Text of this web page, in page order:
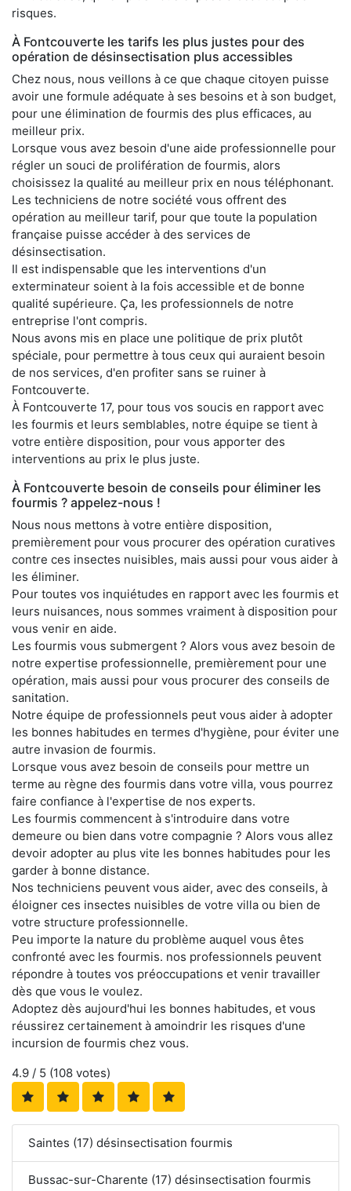
risques.
À Fontcouverte les tarifs les plus justes pour des
opération de désinsectisation plus accessibles
Chez nous, nous veillons à ce que chaque citoyen puisse
avoir une formule adéquate à ses besoins et à son budget,
pour une élimination de fourmis des plus efficaces, au
meilleur prix.
Lorsque vous avez besoin d'une aide professionnelle pour
régler un souci de prolifération de fourmis, alors
choisissez la qualité au meilleur prix en nous téléphonant.
Les techniciens de notre société vous offrent des
opération au meilleur tarif, pour que toute la population
française puisse accéder à des services de
désinsectisation.
Il est indispensable que les interventions d'un
exterminateur soient à la fois accessible et de bonne
qualité supérieure. Ça, les professionnels de notre
entreprise l'ont compris.
Nous avons mis en place une politique de prix plutôt
spéciale, pour permettre à tous ceux qui auraient besoin
de nos services, d'en profiter sans se ruiner à
Fontcouverte.
À Fontcouverte 17, pour tous vos soucis en rapport avec
les fourmis et leurs semblables, notre équipe se tient à
votre entière disposition, pour vous apporter des
interventions au prix le plus juste.
À Fontcouverte besoin de conseils pour éliminer les
fourmis ? appelez-nous !
Nous nous mettons à votre entière disposition,
premièrement pour vous procurer des opération curatives
contre ces insectes nuisibles, mais aussi pour vous aider à
les éliminer.
Pour toutes vos inquiétudes en rapport avec les fourmis et
leurs nuisances, nous sommes vraiment à disposition pour
vous venir en aide.
Les fourmis vous submergent ? Alors vous avez besoin de
notre expertise professionnelle, premièrement pour une
opération, mais aussi pour vous procurer des conseils de
sanitation.
Notre équipe de professionnels peut vous aider à adopter
les bonnes habitudes en termes d'hygiène, pour éviter une
autre invasion de fourmis.
Lorsque vous avez besoin de conseils pour mettre un
terme au règne des fourmis dans votre villa, vous pourrez
faire confiance à l'expertise de nos experts.
Les fourmis commencent à s'introduire dans votre
demeure ou bien dans votre compagnie ? Alors vous allez
devoir adopter au plus vite les bonnes habitudes pour les
garder à bonne distance.
Nos techniciens peuvent vous aider, avec des conseils, à
éloigner ces insectes nuisibles de votre villa ou bien de
votre structure professionnelle.
Peu importe la nature du problème auquel vous êtes
confronté avec les fourmis. nos professionnels peuvent
répondre à toutes vos préoccupations et venir travailler
dès que vous le voulez.
Adoptez dès aujourd'hui les bonnes habitudes, et vous
réussirez certainement à amoindrir les risques d'une
incursion de fourmis chez vous.
4.9 / 5 (108 votes)
Saintes (17) désinsectisation fourmis
Bussac-sur-Charente (17) désinsectisation fourmis